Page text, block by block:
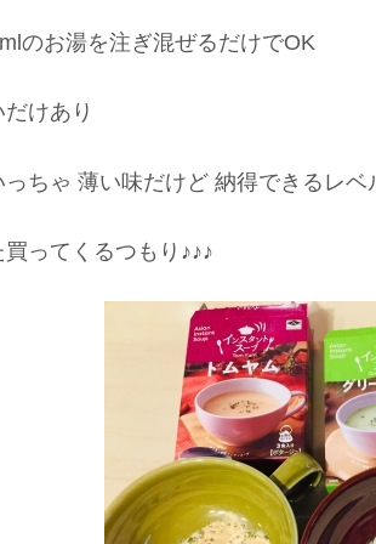
のお湯を注ぎ混ぜるだけでOK
けあり
っちゃ 薄い味だけど 納得できるレベ
買ってくるつもり♪♪♪